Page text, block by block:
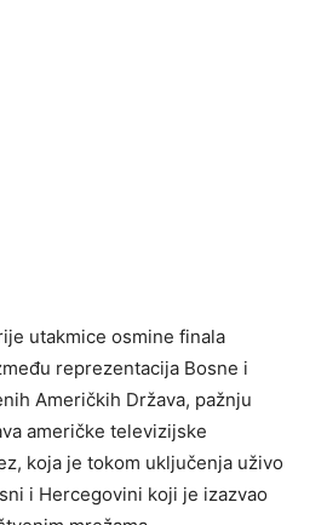
utakmice osmine finala
reprezentacija Bosne i
Američkih Država, pažnju
američke televizijske
koja je tokom uključenja uživo
i Hercegovini koji je izazvao